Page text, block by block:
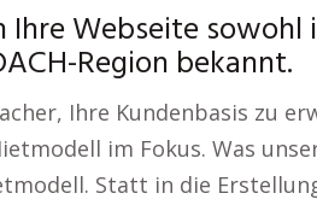
Ihre Webseite
Region bekannt.
Ihre Kundenbasis zu
im Fokus. Was
Statt in die